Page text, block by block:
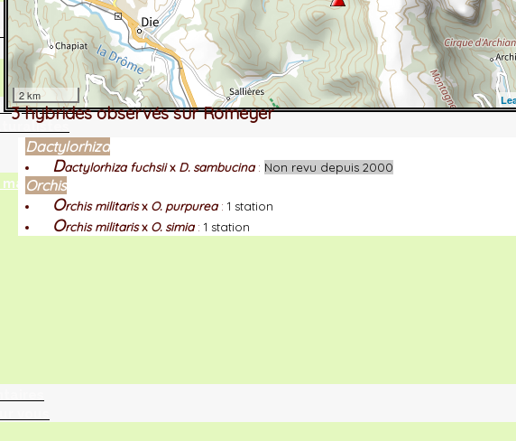
?
maille
vous
2 km
3 hybrides observés sur Romeyer
Dactylorhiza
Dactylorhiza fuchsiix D. sambucina: Non revu depuis 2000
Orchis
Orchis militarisx O. purpurea: 1 station
Orchis militarisx O. simia: 1 station